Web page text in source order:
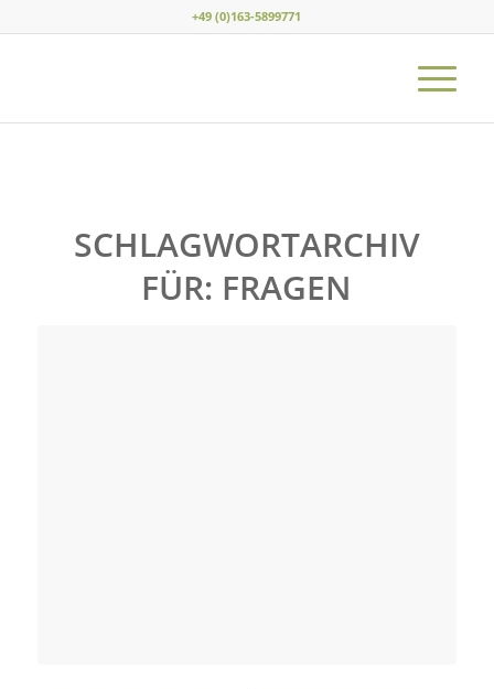
+49 (0)163-5899771
SCHLAGWORTARCHIV
FÜR: FRAGEN